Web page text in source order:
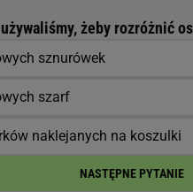
żeby rozróżnić
sznurówek
szarf
naklejanych na koszulki
NASTĘPNE PYTANIE